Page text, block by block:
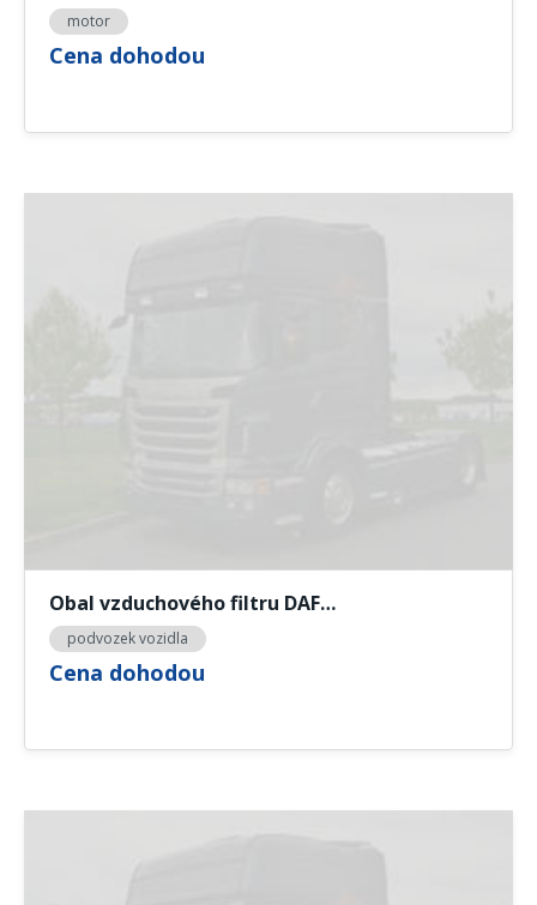
motor
Cena dohodou
Obal vzduchového filtru DAF…
podvozek vozidla
Cena dohodou